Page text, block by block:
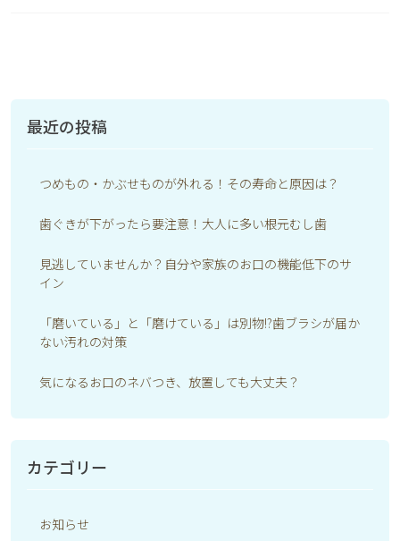
最近の投稿
つめもの・かぶせものが外れる！その寿命と原因は？
歯ぐきが下がったら要注意！大人に多い根元むし歯
見逃していませんか？自分や家族のお口の機能低下のサ
イン
「磨いている」と「磨けている」は別物!?歯ブラシが届か
ない汚れの対策
気になるお口のネバつき、放置しても大丈夫？
カテゴリー
お知らせ